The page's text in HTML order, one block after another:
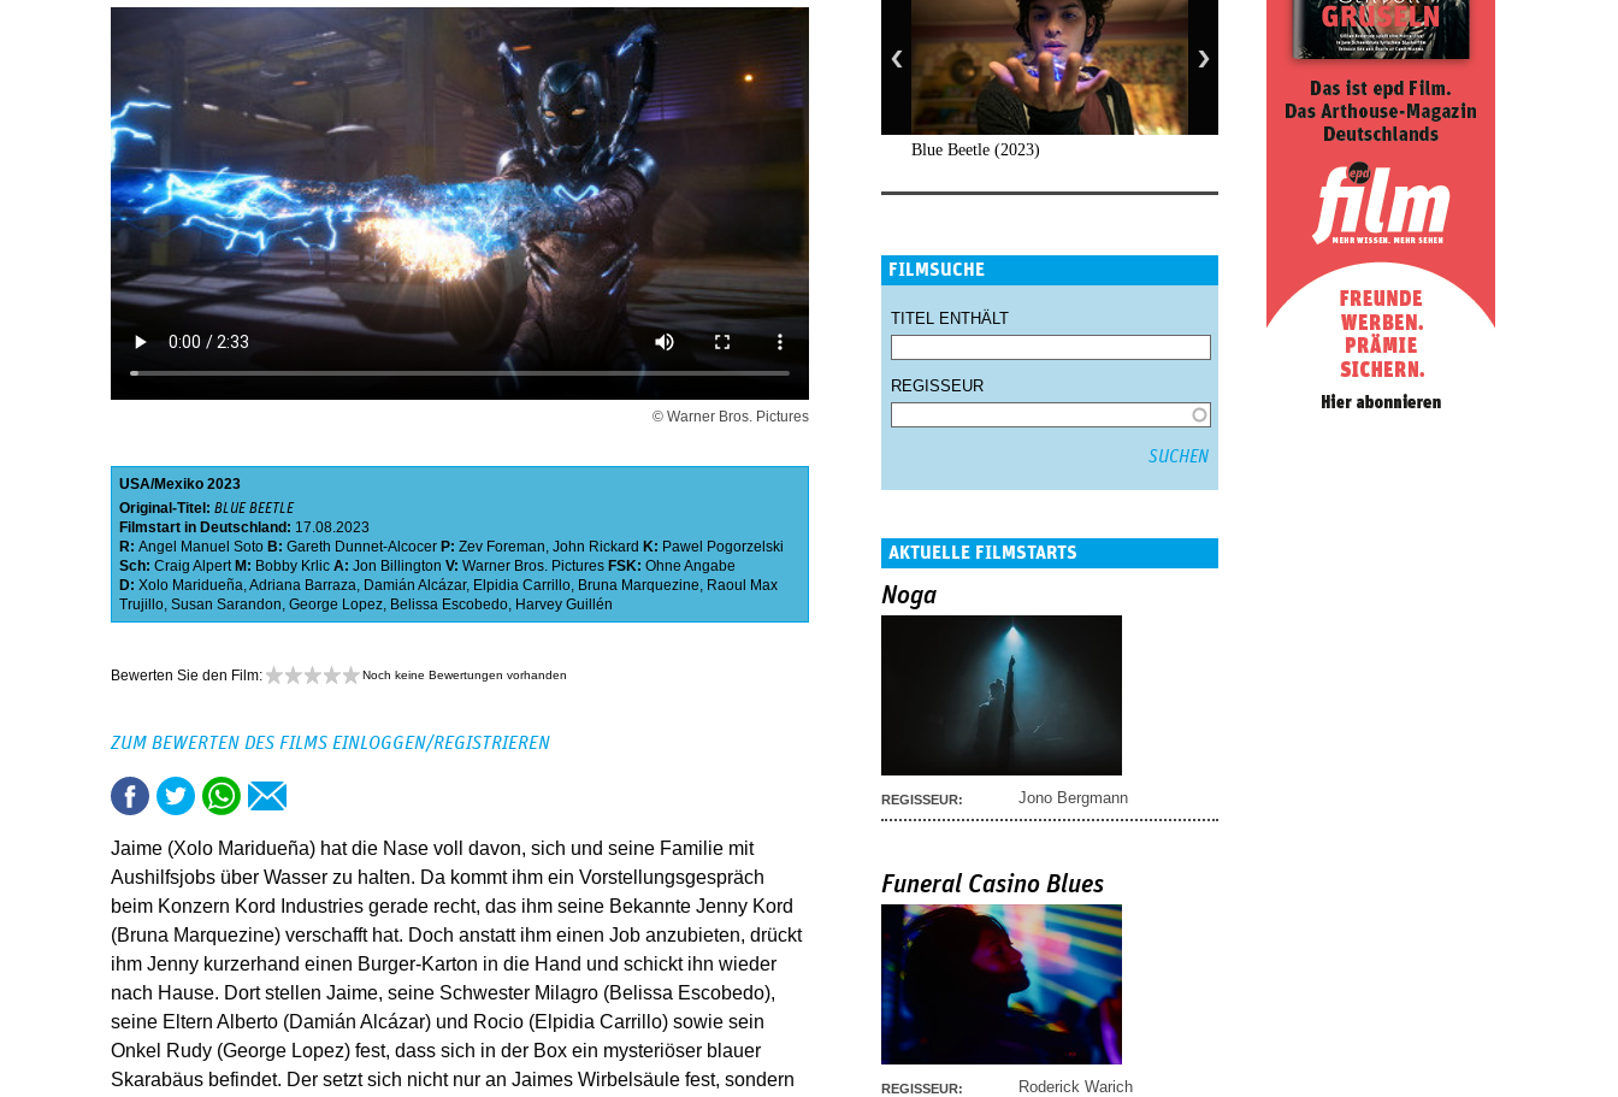
© Warner Bros. Pictures
USA Mexiko 2023
Original-Titel: BLUE BEETLE
Filmstart in Deutschland: 17.08.2023
R: Angel Manuel Soto B: Gareth Dunnet-Alcocer P: Zev Foreman, John Rickard K: Pawel Pogorzelski
Sch: Craig Alpert M: Bobby Krlic A: Jon Billington V: Warner Bros. Pictures FSK: Ohne Angabe
D: Xolo Maridueña,Adriana Barraza, Damián Alcázar, Elpidia Carrillo, Bruna Marquezine, Raoul Max
Trujillo, Susan Sarandon, George Lopez, Belissa Escobedo, Harvey Guillén
Bewerten Sie den Film: Noch keine Bewertungen vorhanden
ZUM BEWERTEN DES FILMS EINLOGGEN/REGISTRIEREN
Jaime (Xolo Maridueña) hat die Nase voll davon, sich und seine Familie mit
Aushilfsjobs über Wasser zu halten. Da kommt ihm ein Vorstellungsgespräch
beim Konzern Kord Industries gerade recht, das ihm seine Bekannte Jenny Kord
(Bruna Marquezine) verschafft hat. Doch anstatt ihm einen Job anzubieten, drückt
ihm Jenny kurzerhand einen Burger-Karton in die Hand und schickt ihn wieder
nach Hause. Dort stellen Jaime, seine Schwester Milagro (Belissa Escobedo),
seine Eltern Alberto (Damián Alcázar) und Rocio (Elpidia Carrillo) sowie sein
Onkel Rudy (George Lopez) fest, dass sich in der Box ein mysteriöser blauer
Skarabäus befindet. Der setzt sich nicht nur an Jaimes Wirbelsäule fest, sondern
Blue Beetle (2023)
FILMSUCHE
TITEL ENTHÄLT
REGISSEUR
AKTUELLE FILMSTARTS
Noga
REGISSEUR: Jono Bergmann
Funeral Casino Blues
REGISSEUR: Roderick Warich